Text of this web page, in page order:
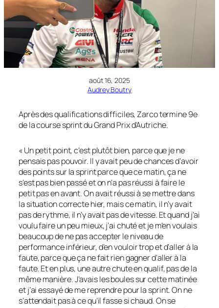
août 16, 2025
Audrey Boutry
Après des qualifications difficiles, Zarco termine 9e
de la course sprint du Grand Prix d’Autriche.
« Un petit point, c’est plutôt bien, parce que je ne
pensais pas pouvoir. Il y avait peu de chances d’avoir
des points sur la sprint parce que ce matin, ça ne
s’est pas bien passé et on n’a pas réussi à faire le
petit pas en avant. On avait réussi à se mettre dans
la situation correcte hier, mais ce matin, il n’y avait
pas de rythme, il n’y avait pas de vitesse. Et quand j’ai
voulu faire un peu mieux, j’ai chuté et je m’en voulais
beaucoup de ne pas accepter le niveau de
performance inférieur, d’en vouloir trop et d’aller à la
faute, parce que ça ne fait rien gagner d’aller à la
faute. Et en plus, une autre chute en qualif, pas de la
même manière. J’avais les boules sur cette matinée
et j’ai essayé de me reprendre pour la sprint. On ne
s’attendait pas à ce qu’il fasse si chaud. On se